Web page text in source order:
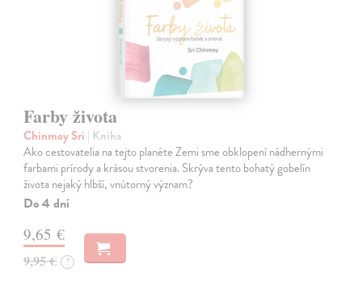
Farby života
Chinmoy Sri | Kniha
Ako cestovatelia na tejto planéte Zemi sme obklopení nádhernými
farbami prírody a krásou stvorenia. Skrýva tento bohatý gobelín
života nejaký hlbší, vnútorný význam?
Do 4 dní
9,65 €
9,95 € ?